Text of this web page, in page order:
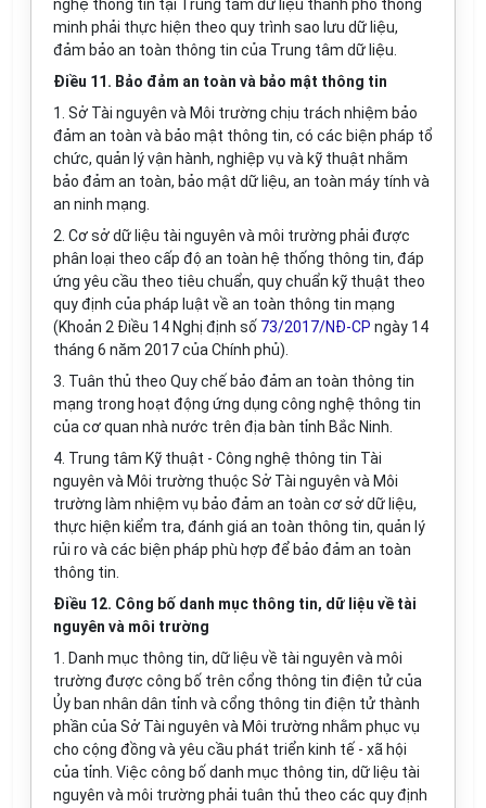
nghệ thông tin tại Trung tâm dữ liệu thành phố thông
minh phải thực hiện theo quy trình sao lưu dữ liệu,
đảm bảo an toàn thông tin của Trung tâm dữ liệu.
Điều 11. Bảo đảm an toàn và bảo mật thông tin
1. Sở Tài nguyên và Môi trường chịu trách nhiệm bảo
đảm an toàn và bảo mật thông tin, có các biện pháp tổ
chức, quản lý vận hành, nghiệp vụ và kỹ thuật nhằm
bảo đảm an toàn, bảo mật dữ liệu, an toàn máy tính và
an ninh mạng.
2. Cơ sở dữ liệu tài nguyên và môi trường phải được
phân loại theo cấp độ an toàn hệ thống thông tin, đáp
ứng yêu cầu theo tiêu chuẩn, quy chuẩn kỹ thuật theo
quy định của pháp luật về an toàn thông tin mạng
(Khoản 2 Điều 14 Nghị định số 73/2017/NĐ-CP ngày 14
tháng 6 năm 2017 của Chính phủ).
3. Tuân thủ theo Quy chế bảo đảm an toàn thông tin
mạng trong hoạt động ứng dụng công nghệ thông tin
của cơ quan nhà nước trên địa bàn tỉnh Bắc Ninh.
4. Trung tâm Kỹ thuật - Công nghệ thông tin Tài
nguyên và Môi trường thuộc Sở Tài nguyên và Môi
trường làm nhiệm vụ bảo đảm an toàn cơ sở dữ liệu,
thực hiện kiểm tra, đánh giá an toàn thông tin, quản lý
rủi ro và các biện pháp phù hợp để bảo đảm an toàn
thông tin.
Điều 12. Công bố danh mục thông tin, dữ liệu về tài
nguyên và môi trường
1. Danh mục thông tin, dữ liệu về tài nguyên và môi
trường được công bố trên cổng thông tin điện tử của
Ủy ban nhân dân tỉnh và cổng thông tin điện tử thành
phần của Sở Tài nguyên và Môi trường nhằm phục vụ
cho cộng đồng và yêu cầu phát triển kinh tế - xã hội
của tỉnh. Việc công bố danh mục thông tin, dữ liệu tài
nguyên và môi trường phải tuân thủ theo các quy định